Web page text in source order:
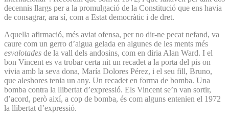
decennis llargs per a la promulgació de la Constitució que ens havia
de consagrar, ara sí, com a Estat democràtic i de dret.
Aquella afirmació, més aviat ofensa, per no dir-ne pecat nefand, va
caure com un gerro d’aigua gelada en algunes de les ments més
esvalotades de la vall dels andosins, com en diria Alan Ward. I el
bon Vincent es va trobar certa nit un recadet a la porta del pis on
vivia amb la seva dona, María Dolores Pérez, i el seu fill, Bruno,
que aleshores tenia un any. Un recadet en forma de bomba. Una
bomba contra la llibertat d’expressió. Els Vincent se’n van sortir,
d’acord, però així, a cop de bomba, és com alguns entenien el 1972
la llibertat d’expressió.